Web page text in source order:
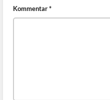
Kommentar*